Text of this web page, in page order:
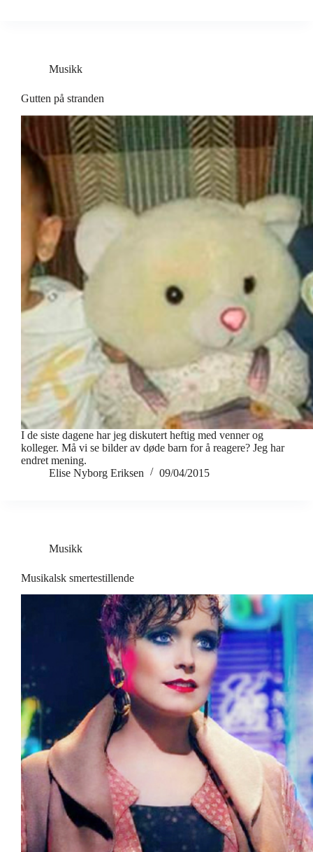
Musikk
Gutten på stranden
I de siste dagene har jeg diskutert heftig med venner og
kolleger. Må vi se bilder av døde barn for å reagere? Jeg har
endret mening.
Elise Nyborg Eriksen
09/04/2015
Musikk
Musikalsk smertestillende